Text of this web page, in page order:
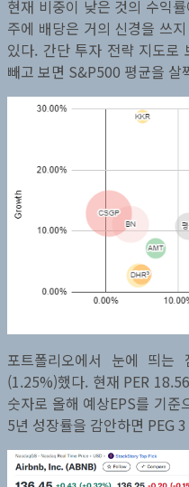
현재 비중이 낮은 것의 수익
주에 배당은 거의 신경을 쓰
있다. 간단 투자 전략 지도로
빼고 보면 S&P500 평균을 살
포트폴리오에서 눈에 띄
(1.25%)했다. 현재 PER
숫자로 올해 예상EPS를 기
5년 성장률을 감안하면 PEG